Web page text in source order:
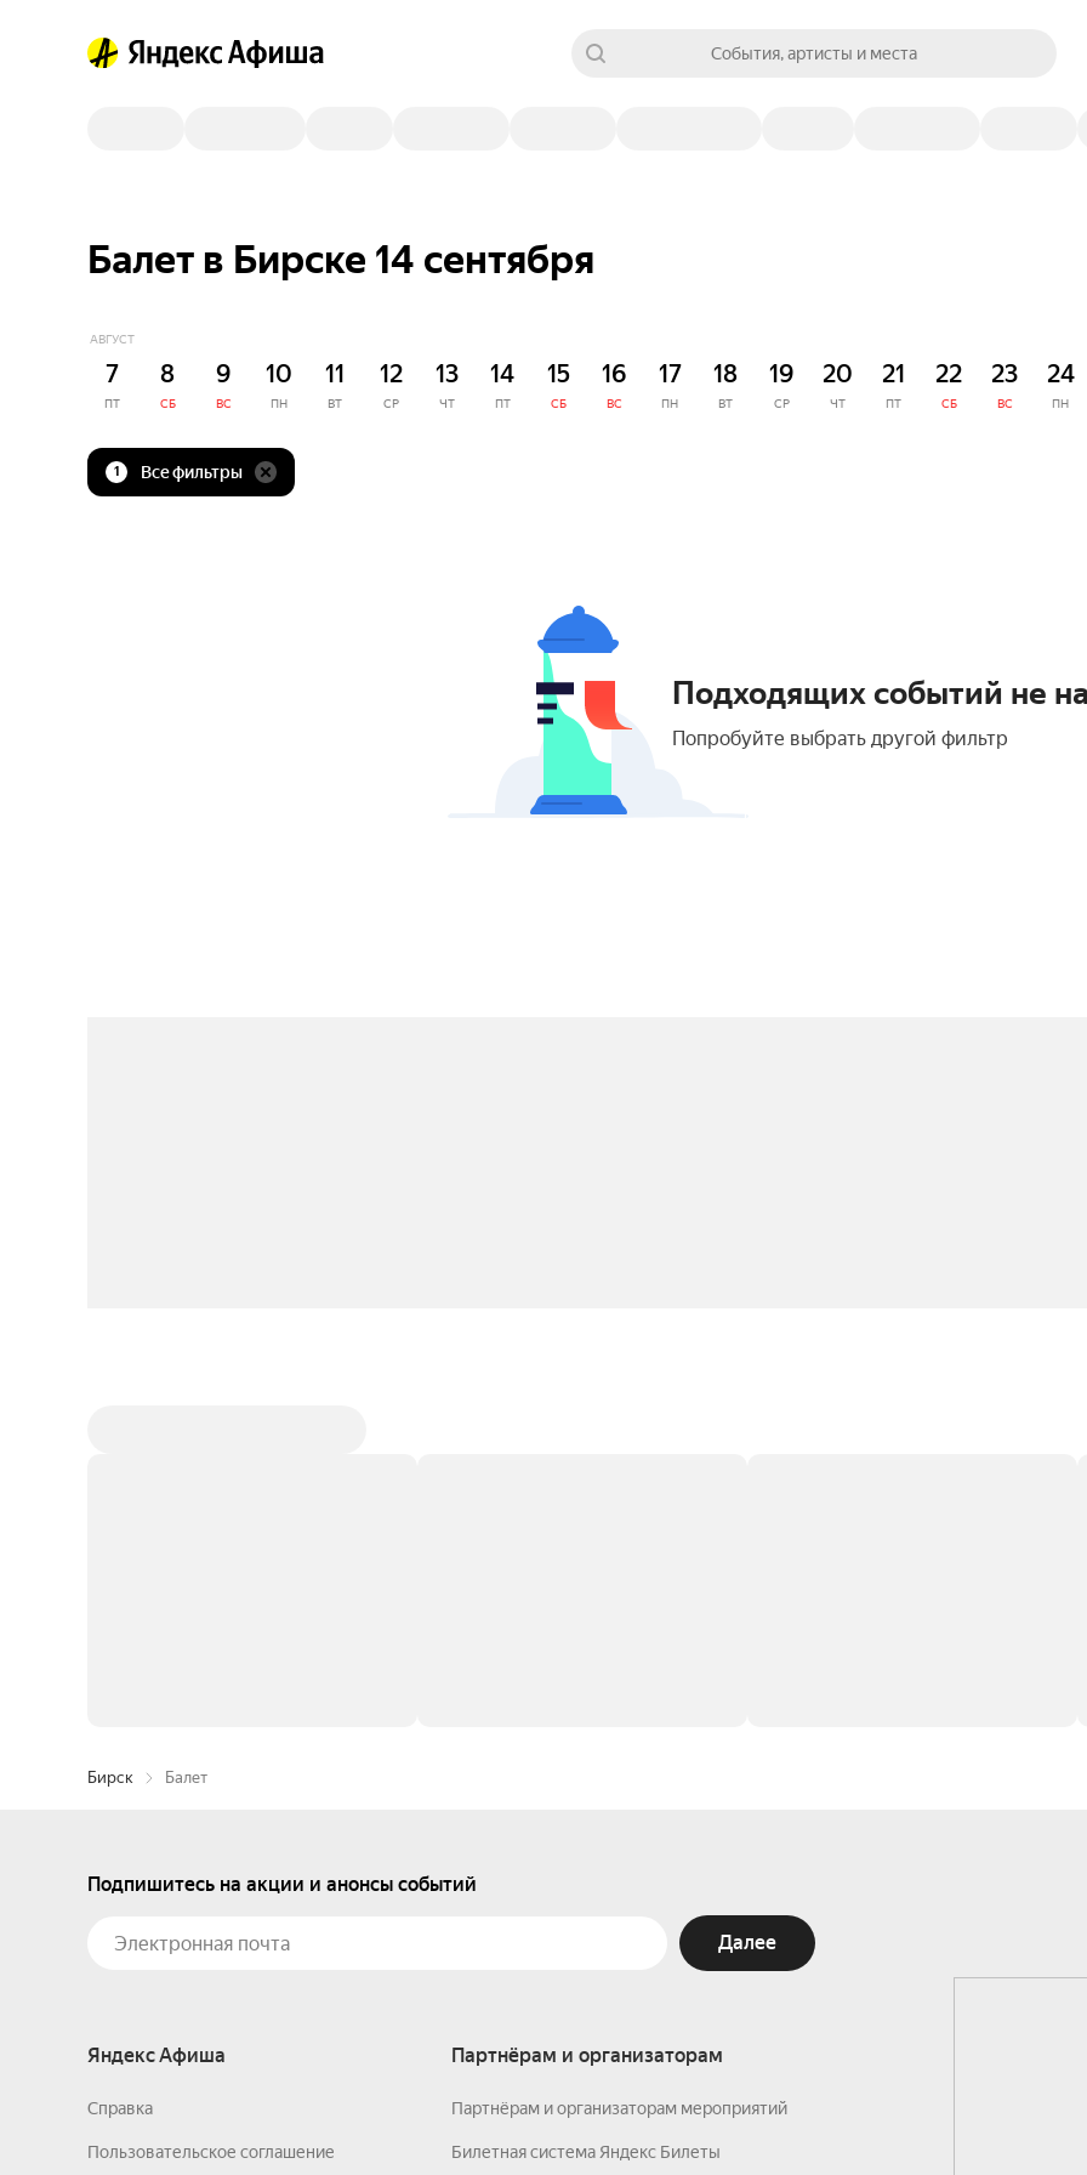
События, артисты и места
Балет в Бирске 14 сентября
АВГУСТ
7
ПТ
8
СБ
9
ВС
10
ПН
11
ВТ
12
СР
13
ЧТ
14
ПТ
15
СБ
16
ВС
17
ПН
18
ВТ
19
СР
20
ЧТ
21
ПТ
22
СБ
23
ВС
24
ПН
1 Все фильтры
Подходящих событий не
Попробуйте выбрать другой фильтр
Бирск Балет
Подпишитесь на акции и анонсы событий
Далее
Яндекс Афиша
Справка
Пользовательское соглашение
Партнёрам и организаторам
Партнёрам и организаторам мероприятий
Билетная система Яндекс Билеты